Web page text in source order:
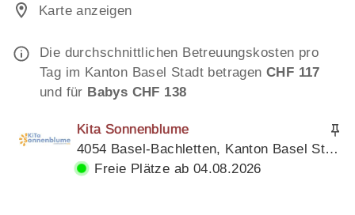
Karte anzeigen
Die durchschnittlichen Betreuungskosten pro
Tag im Kanton Basel Stadt betragen CHF 117
und für Babys CHF 138
Kita Sonnenblume
4054 Basel-Bachletten, Kanton Basel Stadt
Freie Plätze ab 04.08.2026